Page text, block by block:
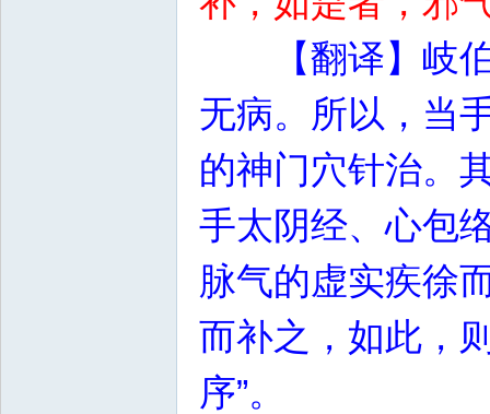
【翻译】岐
无病。所以，当
的神门穴针治。
手太阴经、心包
脉气的虚实疾徐
而补之，如此，
序”。